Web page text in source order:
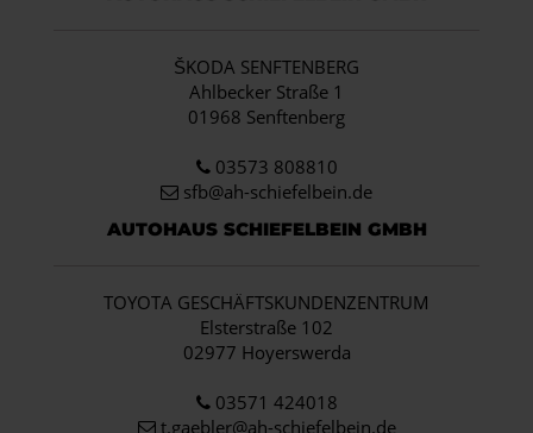
ŠKODA SENFTENBERG
Ahlbecker Straße 1
01968 Senftenberg
03573 808810
sfb@ah-schiefelbein.de
AUTOHAUS SCHIEFELBEIN GMBH
TOYOTA GESCHÄFTSKUNDENZENTRUM
Elsterstraße 102
02977 Hoyerswerda
03571 424018
t.gaebler@ah-schiefelbein.de